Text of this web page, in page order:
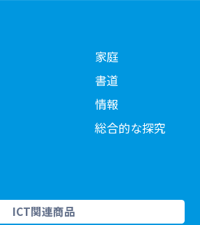
家庭
書道
情報
総合的な探究
ICT関連商品